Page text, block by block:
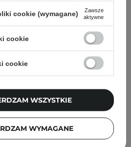
14,90 zł
cookie (wymagane)
Zawsze
aktywne
cookie
cookie
WYMAGANE
WSZYSTKIE